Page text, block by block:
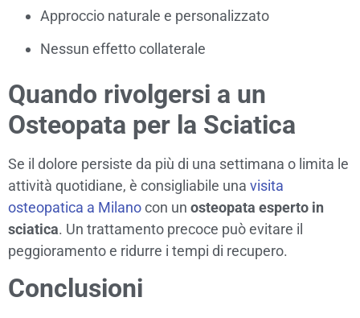
Approccio naturale e personalizzato
Nessun effetto collaterale
Quando rivolgersi a un
Osteopata per la Sciatica
Se il dolore persiste da più di una settimana o limita le
attività quotidiane, è consigliabile una visita
osteopatica a Milanocon un osteopata esperto in
sciatica. Un trattamento precoce può evitare il
peggioramento e ridurre i tempi di recupero.
Conclusioni